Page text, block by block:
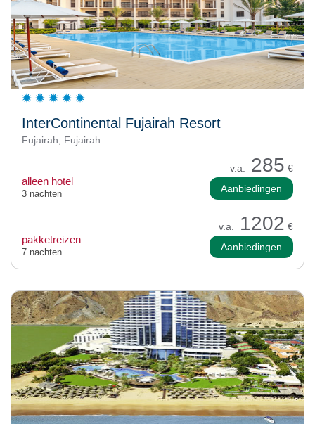
InterContinental Fujairah Resort
Fujairah, Fujairah
v.a. 285 €
alleen hotel
3 nachten Aanbiedingen
v.a. 1202 €
pakketreizen
7 nachten Aanbiedingen